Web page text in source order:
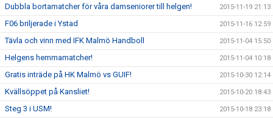
Dubbla bortamatcher för våra damseniorer till helgen! 2015-11-19 21:13
F06 briljerade i Ystad 2015-11-16 12:59
Tävla och vinn med IFK Malmö Handboll 2015-11-04 15:50
Helgens hemmamatcher! 2015-11-04 10:18
Gratis inträde på HK Malmö vs GUIF! 2015-10-30 12:14
Kvällsöppet på Kansliet! 2015-10-20 18:43
Steg 3 i USM! 2015-10-18 23:18